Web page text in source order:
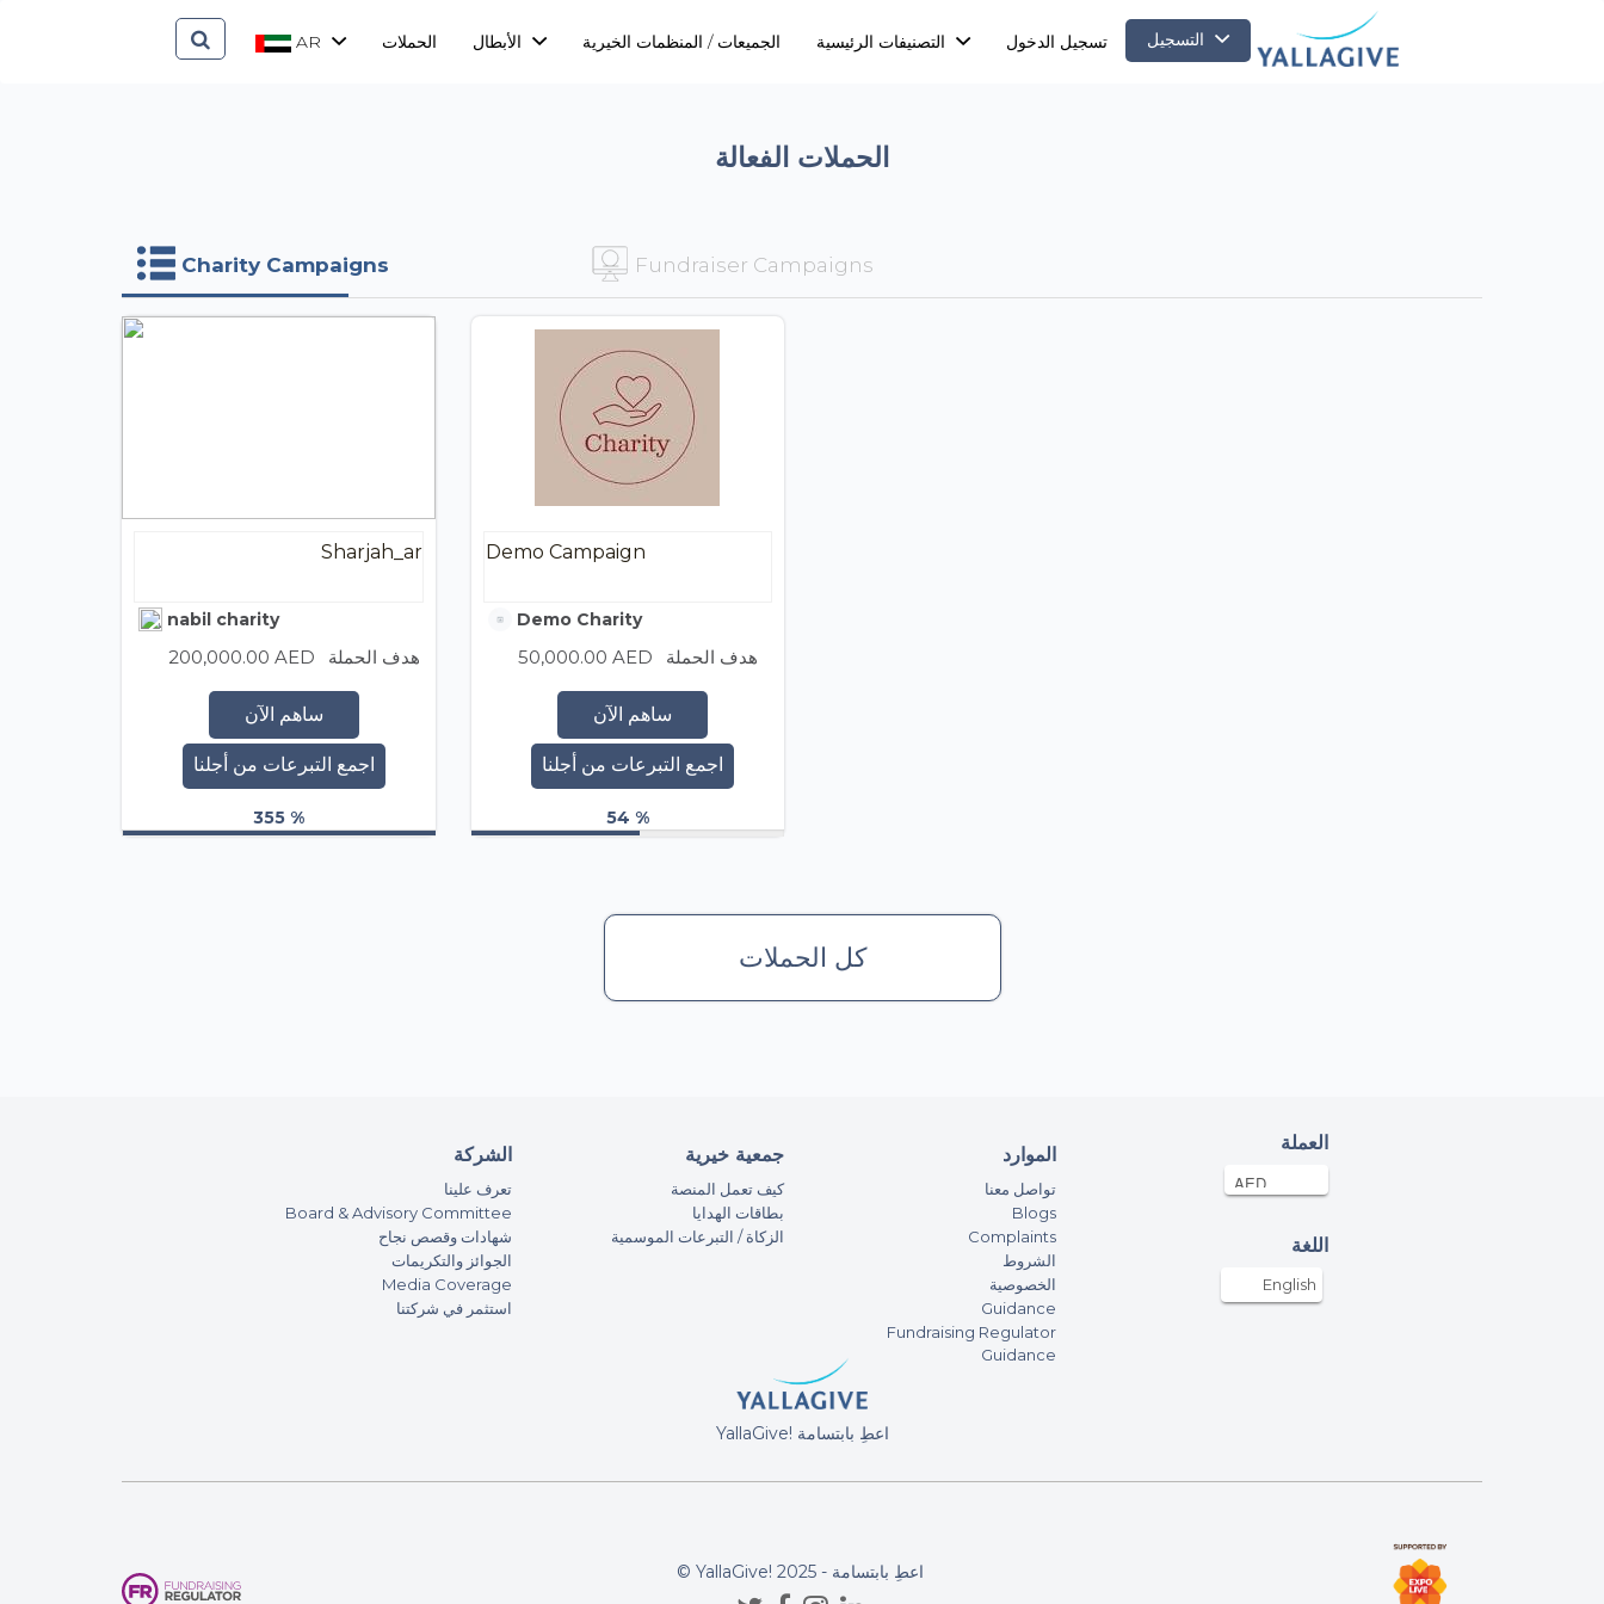
AR الحملات الجميعات / المنظمات الخيرية تسجيل الدخول
الحملات الفعالة
Charity Campaigns Fundraiser Campaigns
Sharjah_ar
nabil charity
هدف الحملة 200,000.00 AED
ساهم الآن
اجمع التبرعات من أجلنا
355 %
Demo Campaign
Demo Charity
هدف الحملة 50,000.00 AED
ساهم الآن
اجمع التبرعات من أجلنا
54 %
كل الحملات
الشركة
تعرف علينا
Board & Advisory Committee
شهادات وقصص نجاح
الجوائز والتكريمات
Media Coverage
استثمر في شركتنا
جمعية خيرية
كيف تعمل المنصة
بطاقات الهدايا
الزكاة / التبرعات الموسمية
الموارد
تواصل معنا
Blogs
Complaints
الشروط
الخصوصية
Guidance
Fundraising Regulator
Guidance
العملة
اللغة
English
YallaGive! اعطِ بابتسامة
© YallaGive! اعطِ بابتسامة - 2025